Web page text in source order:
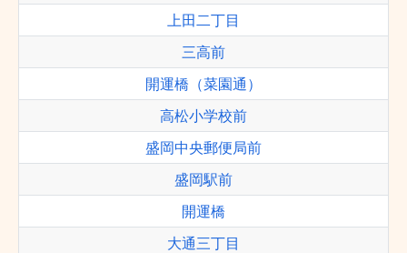
上田二丁目
三高前
開運橋（菜園通）
高松小学校前
盛岡中央郵便局前
盛岡駅前
開運橋
大通三丁目